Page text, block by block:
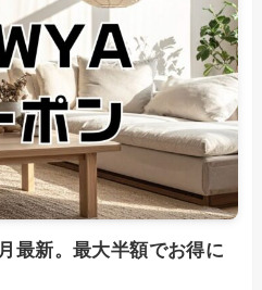
最新。最大半額でお得に